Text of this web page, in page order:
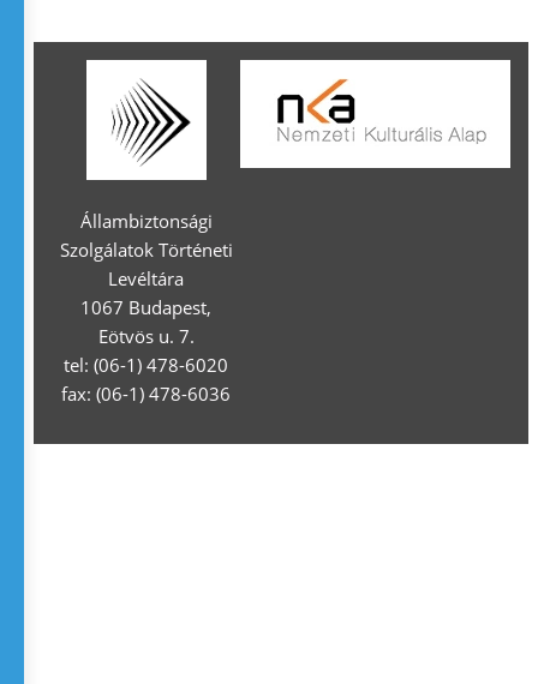
Állambiztonsági
Szolgálatok Történeti
Levéltára
1067 Budapest,
Eötvös u. 7.
tel: (06-1) 478-6020
fax: (06-1) 478-6036